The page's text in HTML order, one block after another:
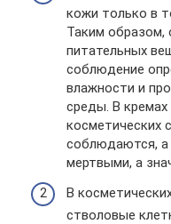
кожи только в
Таким образом,
питательных
соблюдение
влажности и
среды. В
косметических
соблюдаются, а
мертвыми, а
В
стволовые